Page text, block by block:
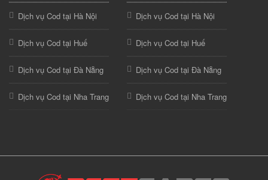
Dịch vụ Cod tại Hà Nội
Dịch vụ Cod tại Huế
Dịch vụ Cod tại Đà Nẵng
Dịch vụ Cod tại Nha Trang
Dịch vụ Cod tại Hà Nội
Dịch vụ Cod tại Huế
Dịch vụ Cod tại Đà Nẵng
Dịch vụ Cod tại Nha Trang